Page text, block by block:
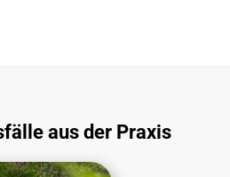
aus der Praxis